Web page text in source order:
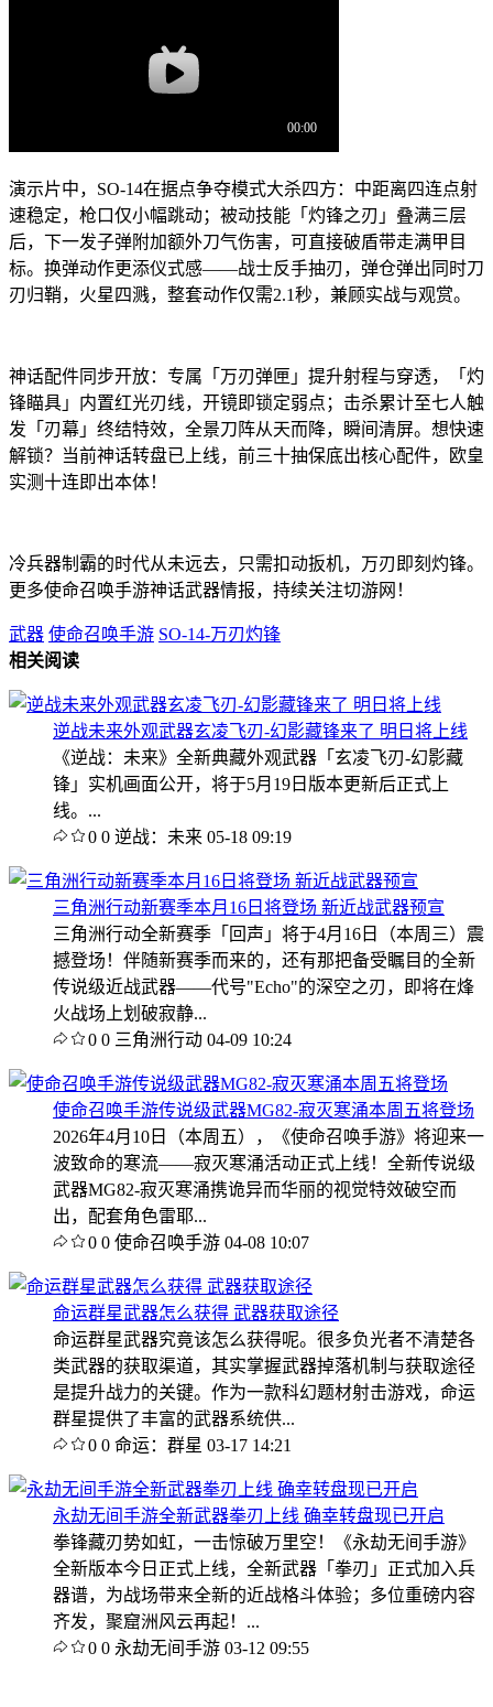
演示片中，SO-14在据点争夺模式大杀四方：中距离四连点射
速稳定，枪口仅小幅跳动；被动技能「灼锋之刃」叠满三层
后，下一发子弹附加额外刀气伤害，可直接破盾带走满甲目
标。换弹动作更添仪式感——战士反手抽刃，弹仓弹出同时刀
刃归鞘，火星四溅，整套动作仅需2.1秒，兼顾实战与观赏。
神话配件同步开放：专属「万刃弹匣」提升射程与穿透，「灼
锋瞄具」内置红光刃线，开镜即锁定弱点；击杀累计至七人触
发「刃幕」终结特效，全景刀阵从天而降，瞬间清屏。想快速
解锁？当前神话转盘已上线，前三十抽保底出核心配件，欧皇
实测十连即出本体！
冷兵器制霸的时代从未远去，只需扣动扳机，万刃即刻灼锋。
更多使命召唤手游神话武器情报，持续关注切游网！
武器 使命召唤手游 SO-14-万刃灼锋
相关阅读
逆战未来外观武器玄凌飞刃-幻影藏锋来了 明日将上线
《逆战：未来》全新典藏外观武器「玄凌飞刃-幻影藏
锋」实机画面公开，将于5月19日版本更新后正式上
线。...
0 0 逆战：未来 05-18 09:19
三角洲行动新赛季本月16日将登场 新近战武器预宣
三角洲行动全新赛季「回声」将于4月16日（本周三）震
撼登场！伴随新赛季而来的，还有那把备受瞩目的全新
传说级近战武器——代号"Echo"的深空之刃，即将在烽
火战场上划破寂静...
0 0 三角洲行动 04-09 10:24
使命召唤手游传说级武器MG82-寂灭寒涌本周五将登场
2026年4月10日（本周五），《使命召唤手游》将迎来一
波致命的寒流——寂灭寒涌活动正式上线！全新传说级
武器MG82-寂灭寒涌携诡异而华丽的视觉特效破空而
出，配套角色雷耶...
0 0 使命召唤手游 04-08 10:07
命运群星武器怎么获得 武器获取途径
命运群星武器究竟该怎么获得呢。很多负光者不清楚各
类武器的获取渠道，其实掌握武器掉落机制与获取途径
是提升战力的关键。作为一款科幻题材射击游戏，命运
群星提供了丰富的武器系统供...
0 0 命运：群星 03-17 14:21
永劫无间手游全新武器拳刃上线 确幸转盘现已开启
拳锋藏刃势如虹，一击惊破万里空！《永劫无间手游》
全新版本今日正式上线，全新武器「拳刃」正式加入兵
器谱，为战场带来全新的近战格斗体验；多位重磅内容
齐发，聚窟洲风云再起！...
0 0 永劫无间手游 03-12 09:55